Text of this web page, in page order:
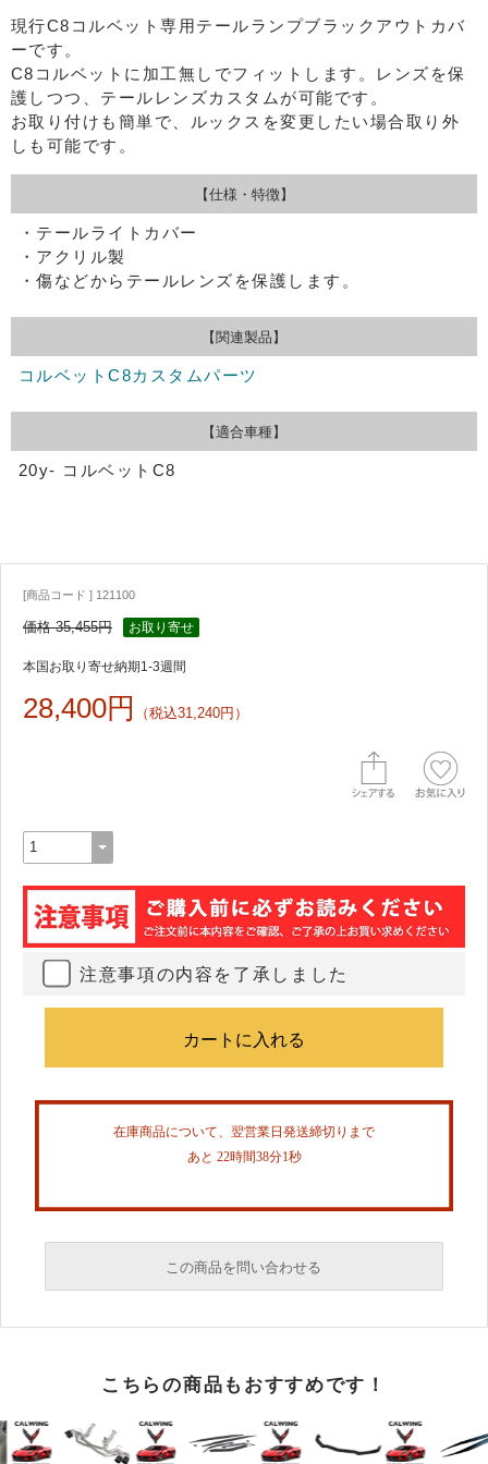
現行C8コルベット専用テールランプブラックアウトカバ
ーです。
C8コルベットに加工無しでフィットします。レンズを保
護しつつ、テールレンズカスタムが可能です。
お取り付けも簡単で、ルックスを変更したい場合取り外
しも可能です。
【仕様・特徴】
・テールライトカバー
・アクリル製
・傷などからテールレンズを保護します。
【関連製品】
コルベットC8カスタムパーツ
【適合車種】
20y- コルベットC8
[商品コード ] 121100
価格 35,455円 お取り寄せ
本国お取り寄せ納期1-3週間
28,400円 （税込31,240円）
注意事項の内容を了承しました
在庫商品について、翌営業日発送締切りまで
あと 22時間38分0秒
この商品を問い合わせる
必須
こちらの商品もおすすめです！